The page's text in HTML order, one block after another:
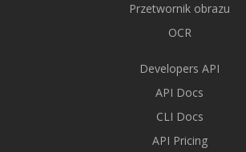
Przetwornik obrazu
OCR
Developers API
API Docs
CLI Docs
API Pricing